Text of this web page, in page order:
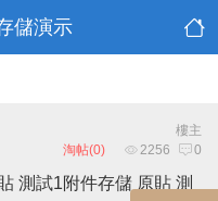
儲演示
樓主
2256 0
淘帖(0)
測試1附件存儲 原貼 測